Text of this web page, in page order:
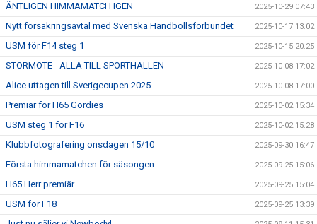
ÄNTLIGEN HIMMAMATCH IGEN 2025-10-29 07:43
Nytt försäkringsavtal med Svenska Handbollsförbundet 2025-10-17 13:02
USM för F14 steg 1 2025-10-15 20:25
STORMÖTE - ALLA TILL SPORTHALLEN 2025-10-08 17:02
Alice uttagen till Sverigecupen 2025 2025-10-08 17:00
Premiär för H65 Gordies 2025-10-02 15:34
USM steg 1 för F16 2025-10-02 15:28
Klubbfotografering onsdagen 15/10 2025-09-30 16:47
Första himmamatchen för säsongen 2025-09-25 15:06
H65 Herr premiär 2025-09-25 15:04
USM för F18 2025-09-25 13:39